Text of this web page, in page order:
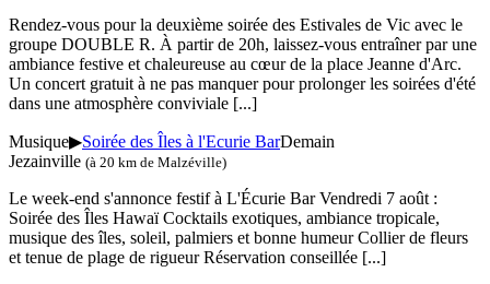
Rendez-vous pour la deuxième soirée des Estivales de Vic avec le
groupe DOUBLE R. À partir de 20h, laissez-vous entraîner par une
ambiance festive et chaleureuse au cœur de la place Jeanne d'Arc.
Un concert gratuit à ne pas manquer pour prolonger les soirées d'été
dans une atmosphère conviviale [...]
Musique▶Soirée des Îles à l'Ecurie BarDemain
Jezainville (à 20 km de Malzéville)
Le week-end s'annonce festif à L'Écurie Bar Vendredi 7 août :
Soirée des Îles Hawaï Cocktails exotiques, ambiance tropicale,
musique des îles, soleil, palmiers et bonne humeur Collier de fleurs
et tenue de plage de rigueur Réservation conseillée [...]